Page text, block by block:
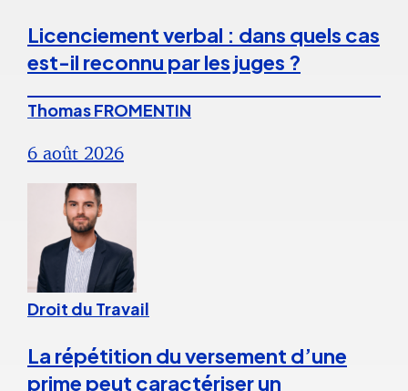
Licenciement verbal : dans quels cas
est-il reconnu par les juges ?
Thomas FROMENTIN
6 août 2026
Droit du Travail
La répétition du versement d’une
prime peut caractériser un